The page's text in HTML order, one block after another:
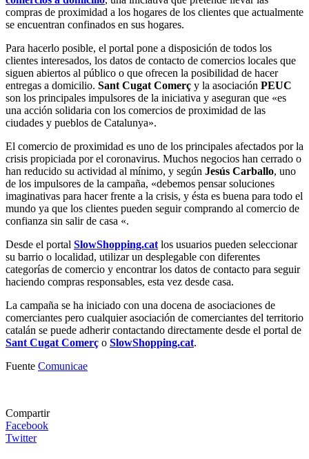
compras de proximidad a los hogares de los clientes que actualmente
se encuentran confinados en sus hogares.
Para hacerlo posible, el portal pone a disposición de todos los
clientes interesados, los datos de contacto de comercios locales que
siguen abiertos al público o que ofrecen la posibilidad de hacer
entregas a domicilio. Sant Cugat Comerç y la asociación PEUC
son los principales impulsores de la iniciativa y aseguran que «es
una acción solidaria con los comercios de proximidad de las
ciudades y pueblos de Catalunya».
El comercio de proximidad es uno de los principales afectados por la
crisis propiciada por el coronavirus. Muchos negocios han cerrado o
han reducido su actividad al mínimo, y según Jesús Carballo, uno
de los impulsores de la campaña, «debemos pensar soluciones
imaginativas para hacer frente a la crisis, y ésta es buena para todo el
mundo ya que los clientes pueden seguir comprando al comercio de
confianza sin salir de casa «.
Desde el portal SlowShopping.cat los usuarios pueden seleccionar
su barrio o localidad, utilizar un desplegable con diferentes
categorías de comercio y encontrar los datos de contacto para seguir
haciendo compras responsables, esta vez desde casa.
La campaña se ha iniciado con una docena de asociaciones de
comerciantes pero cualquier asociación de comerciantes del territorio
catalán se puede adherir contactando directamente desde el portal de
Sant Cugat Comerç o SlowShopping.cat.
Fuente Comunicae
Compartir
Facebook
Twitter